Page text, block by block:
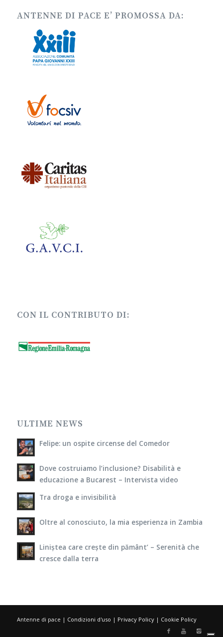
ANTENNE DI PACE E’ PROMOSSA DA:
CON IL CONTRIBUTO DI:
ULTIME NEWS
Felipe: un ospite circense del Comedor
Dove costruiamo l’inclusione? Disabilità e
educazione a Bucarest – Intervista video
Tra droga e invisibilità
Oltre al conosciuto, la mia esperienza in Zambia
Liniștea care crește din pământ’ – Serenità che
cresce dalla terra
Antenne di pace | Condizioni d'uso | Privacy Policy| Cookie Policy